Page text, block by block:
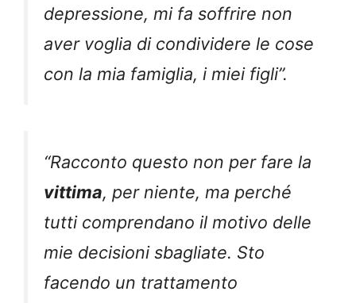
depressione, mi fa soffrire non
aver voglia di condividere le cose
con la mia famiglia, i miei figli”.
“Racconto questo non per fare la
vittima, per niente, ma perché
tutti comprendano il motivo delle
mie decisioni sbagliate. Sto
facendo un trattamento